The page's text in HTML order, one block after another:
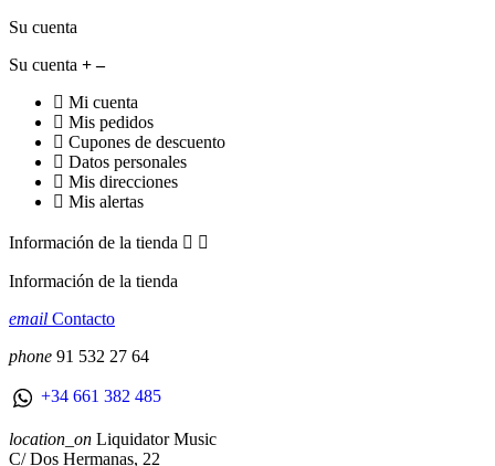
Su cuenta
Su cuenta
Mi cuenta
Mis pedidos
Cupones de descuento
Datos personales
Mis direcciones
Mis alertas
Información de la tienda  
Información de la tienda
email Contacto
phone 91 532 27 64
+34 661 382 485
location_on Liquidator Music
C/ Dos Hermanas, 22